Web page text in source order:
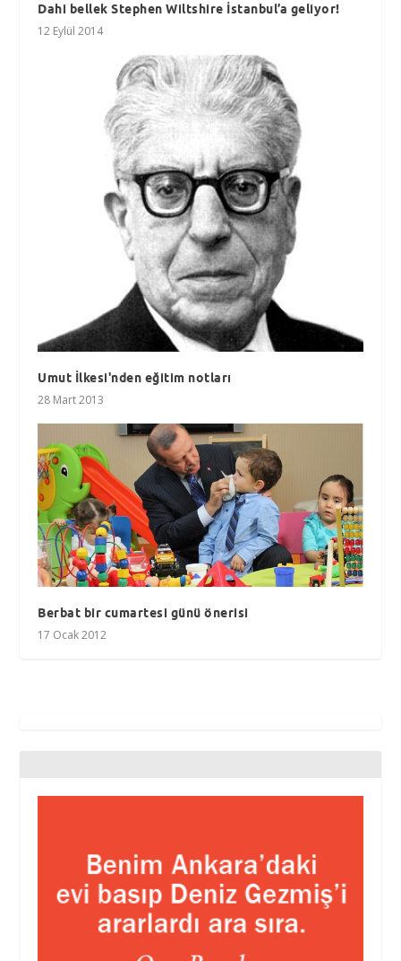
Dahi bellek Stephen Wiltshire İstanbul’a geliyor!
12 Eylül 2014
Umut İlkesi'nden eğitim notları
28 Mart 2013
Berbat bir cumartesi günü önerisi
17 Ocak 2012